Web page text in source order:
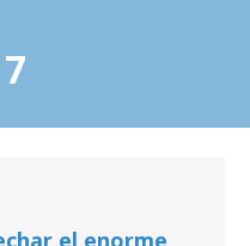
el enorme